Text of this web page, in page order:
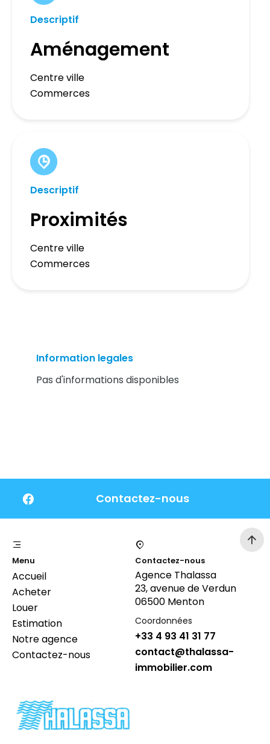
Descriptif
Aménagement
Centre ville
Commerces
Descriptif
Proximités
Centre ville
Commerces
Information legales
Pas d'informations disponibles
Contactez-nous
Menu
Accueil
Acheter
Louer
Estimation
Notre agence
Contactez-nous
Contactez-nous
Agence Thalassa
23, avenue de Verdun
06500 Menton
Coordonnées
+33 4 93 41 31 77
contact@thalassa-
immobilier.com